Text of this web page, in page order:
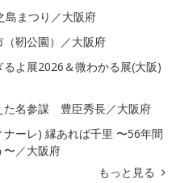
島まつり／大阪府
（靭公園）／大阪府
るよ展2026＆微わかる展(大阪)
た名参謀 豊臣秀長／大阪府
ナーレ) 縁あれば千里 〜56年間
〜／大阪府
もっと見る